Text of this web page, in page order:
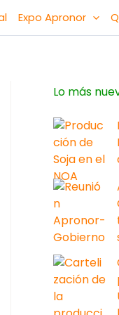
Expo Apronor
Lo más